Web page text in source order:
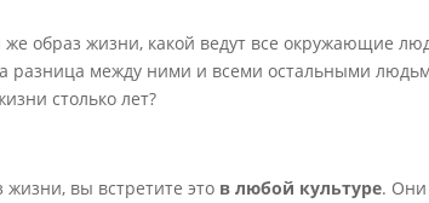
же образ жизни, какой ведут все окружающие
разница между ними и всеми остальными
столько лет?
вы встретите это в любой культуре. Они